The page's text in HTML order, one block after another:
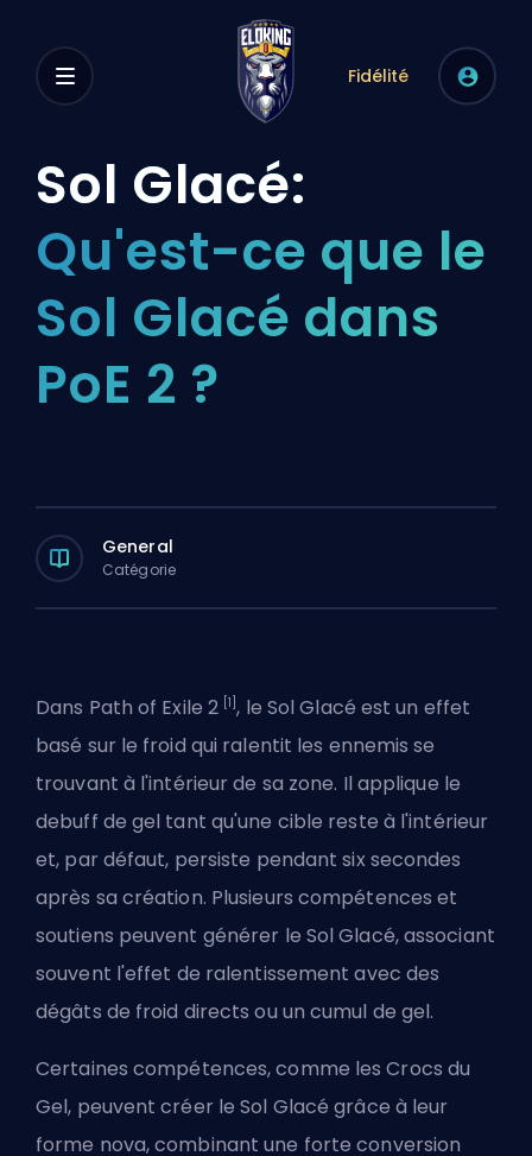
Fidélité
Sol Glacé:
Qu'est-ce que le
Sol Glacé dans
PoE 2 ?
General
Catégorie
Dans Path of Exile 2 [1] , le Sol Glacé est un effet
basé sur le froid qui ralentit les ennemis se
trouvant à l'intérieur de sa zone. Il applique le
debuff de gel tant qu'une cible reste à l'intérieur
et, par défaut, persiste pendant six secondes
après sa création. Plusieurs compétences et
soutiens peuvent générer le Sol Glacé, associant
souvent l'effet de ralentissement avec des
dégâts de froid directs ou un cumul de gel.
Certaines compétences, comme les Crocs du
Gel, peuvent créer le Sol Glacé grâce à leur
forme nova, combinant une forte conversion